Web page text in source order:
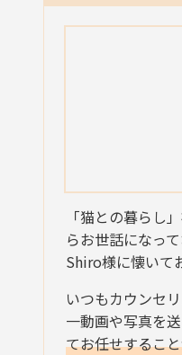
「猫との暮らし
らお世話になっ
Shiro様に懐いて
いつもカウンセ
一動画や写真を
てお任せするこ